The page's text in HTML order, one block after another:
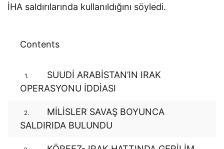
İHA saldırılarında kullanıldığını söyledi.
Contents
1.
SUUDİ ARABİSTAN’IN IRAK
OPERASYONU İDDİASI
2.
MİLİSLER SAVAŞ BOYUNCA
SALDIRIDA BULUNDU